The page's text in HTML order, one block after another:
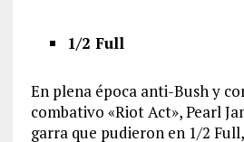
1/2 Full
En plena época anti-Bush y
combativo «Riot Act», Pearl
garra que pudieron en 1/2